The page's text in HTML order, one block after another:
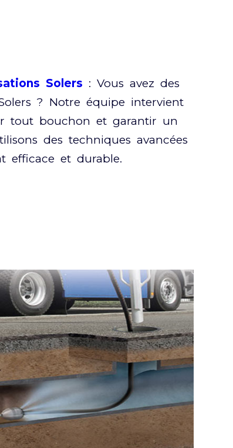
Solers : Vous avez des
? Notre équipe intervient
tout bouchon et garantir un
des techniques avancées
efficace et durable.